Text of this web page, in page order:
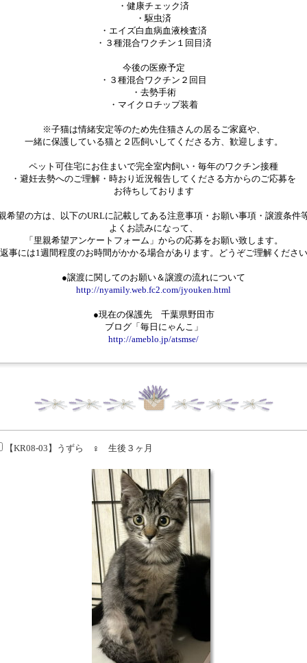
・健康チェック済
・駆虫済
・エイズ白血病血液検査済
・３種混合ワクチン１回目済
今後の医療予定
・３種混合ワクチン２回目
・去勢手術
・マイクロチップ装着
※子猫は情緒安定等のため先住猫さんの居るご家庭や、
一緒に保護している猫と２匹飼いしてくださる方、歓迎します。
ペット可住宅にお住まいで完全室内飼い・毎年のワクチン接種
・避妊去勢へのご理解・時おり近況報告してくださる方からのご応募を
お待ちしております
希望の方は、以下のURLに記載してある注意事項・お願い事項・譲渡条件
よくお読みになって、
「里親希望アンケートフォーム」からの応募をお願い致します。
事には1週間程度のお時間がかかる場合があります。どうぞご理解ください
●譲渡に関してのお願い＆譲渡の流れについて
http://nyamily.web.fc2.com/jyouken.html
●現在の保護先 千葉県野田市
ブログ「毎日にゃんこ」
http://ameblo.jp/atsmse/
【KR08-03】うずら ♀ 生後３ヶ月